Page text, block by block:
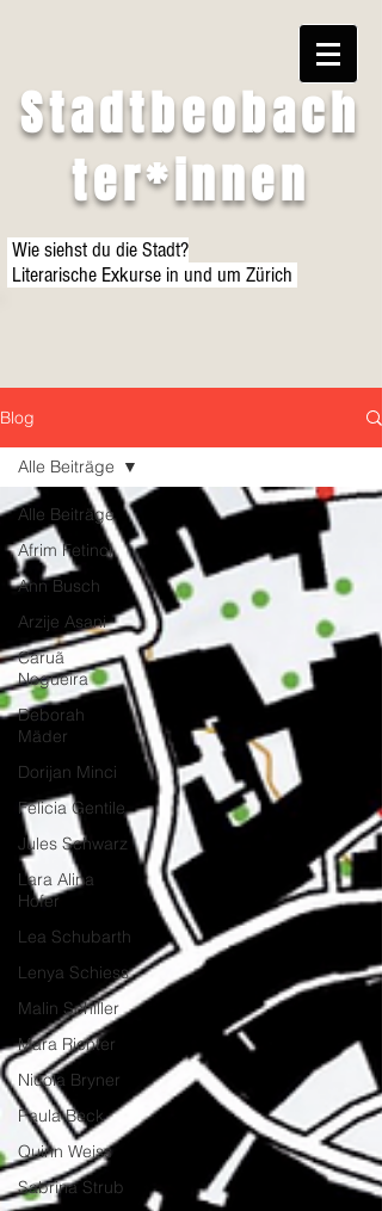
Stadtbeobach
ter*innen
Wie siehst du die Stadt?
Literarische Exkurse in und um Zürich
Blog
Alle Beiträge
Afrim Fetinci
Ann Busch
Arzije Asani
Caruã
Nogueira
Deborah
Mäder
Dorijan Minci
Felicia Gentile
Jules Schwarz
Lara Alina
Hofer
Lea Schubarth
Lenya Schiess
Malin Schiller
Mara Richter
Nicola Bryner
Paula Beck
Quinn Weiss
Sabrina Strub
Alle Beiträge